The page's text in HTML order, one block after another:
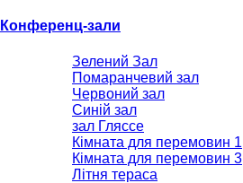
Конференц-зали
Зелений Зал
Помаранчевий зал
Червоний зал
Синій зал
зал Гляссе
Кімната для перемовин 1
Кімната для перемовин 3
Літня тераса